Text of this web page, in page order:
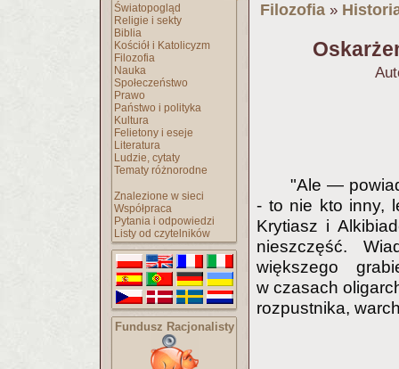
Światopogląd
Religie i sekty
Biblia
Kościół i Katolicyzm
Filozofia
Nauka
Społeczeństwo
Prawo
Państwo i polityka
Kultura
Felietony i eseje
Literatura
Ludzie, cytaty
Tematy różnorodne
Znalezione w sieci
Współpraca
Pytania i odpowiedzi
Listy od czytelników
Fundusz Racjonalisty
Filozofia »
"Ale —
- to nie kto inny,
Krytiasz i
nieszczęść.
większego
w czasach
rozpustnika,